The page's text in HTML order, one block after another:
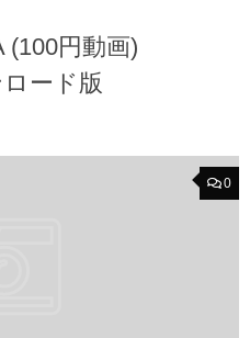
(100円動画)
ロード版
0